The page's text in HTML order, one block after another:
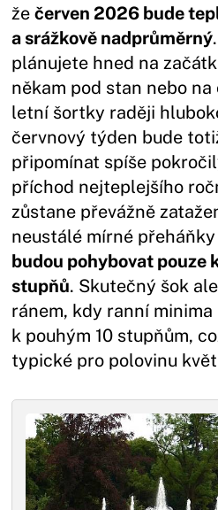
žečerven 2026 bude
a srážkově nadprůměrný
plánujete hned na
někam pod stan nebo
letní šortky raději
červnový týden bude
připomínat spíše
příchod nejteplejšího
zůstane převážně
neustálé mírné
budou pohybovat pouze
stupňů. Skutečný šok
ránem, kdy ranní
k pouhým 10 stupňům,
typické pro polovinu